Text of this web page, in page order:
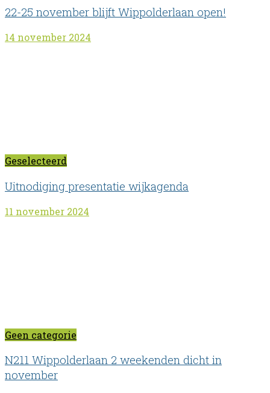
22-25 november blijft Wippolderlaan open!
14 november 2024
Geselecteerd
Uitnodiging presentatie wijkagenda
11 november 2024
Geen categorie
N211 Wippolderlaan 2 weekenden dicht in
november